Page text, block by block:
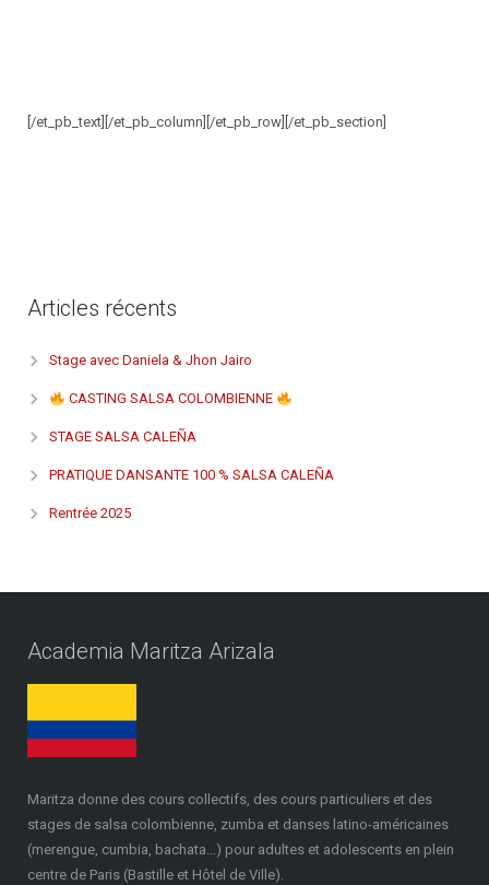
[/et_pb_text][/et_pb_column][/et_pb_row][/et_pb_section]
Articles récents
Stage avec Daniela & Jhon Jairo
CASTING SALSA COLOMBIENNE
STAGE SALSA CALEÑA
PRATIQUE DANSANTE 100 % SALSA CALEÑA
Rentrée 2025
Academia Maritza Arizala
Maritza donne des cours collectifs, des cours particuliers et des
stages de salsa colombienne, zumba et danses latino-américaines
(merengue, cumbia, bachata…) pour adultes et adolescents en plein
centre de Paris (Bastille et Hôtel de Ville).